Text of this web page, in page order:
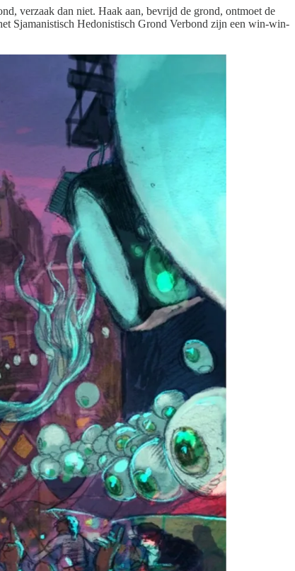
verzaak dan niet. Haak aan, bevrijd de grond, ontmoet de
Sjamanistisch Hedonistisch Grond Verbond zijn een win-win-